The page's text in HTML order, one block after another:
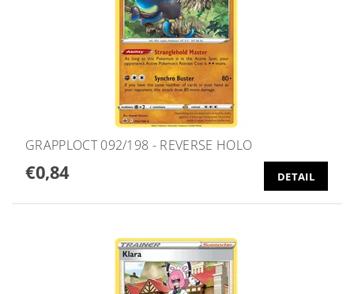
GRAPPLOCT 092/198 - REVERSE HOLO
€0,84 DETAIL